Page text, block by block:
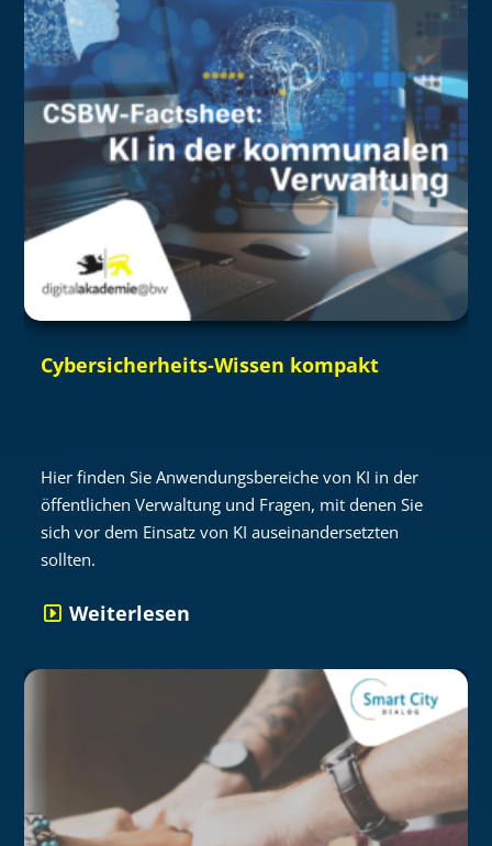
Cybersicherheits-Wissen kompakt
Hier finden Sie Anwendungsbereiche von KI in der
öffentlichen Verwaltung und Fragen, mit denen Sie
sich vor dem Einsatz von KI auseinandersetzten
sollten.
Weiterlesen